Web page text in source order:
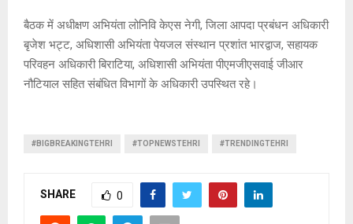
बैठक में अधीक्षण अभियंता लोनिवि केएस नेगी, जिला आपदा प्रबंधन अधिकारी
बृजेश भट्ट, अधिशासी अभियंता पेयजल संस्थान प्रशांत भारद्वाज, सहायक
परिवहन अधिकारी बिराटिया, अधिशासी अभियंता पीएमजीएसवाई जीआर
नौटियाल सहित संबंधित विभागों के अधिकारी उपस्थित रहे।
#BIGBREAKINGTEHRI #TOPNEWSTEHRI #TRENDINGTEHRI
SHARE 0